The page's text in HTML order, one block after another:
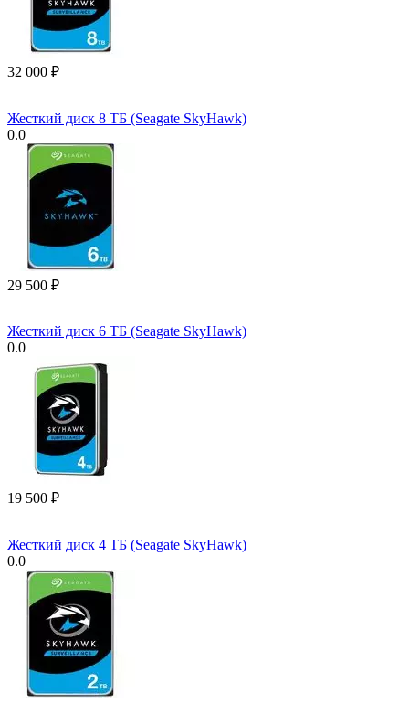
32 000 ₽
Жесткий диск 8 ТБ (Seagate SkyHawk)
0.0
29 500 ₽
Жесткий диск 6 ТБ (Seagate SkyHawk)
0.0
19 500 ₽
Жесткий диск 4 ТБ (Seagate SkyHawk)
0.0